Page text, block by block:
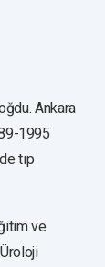
Ankara
1995
tıp
ve